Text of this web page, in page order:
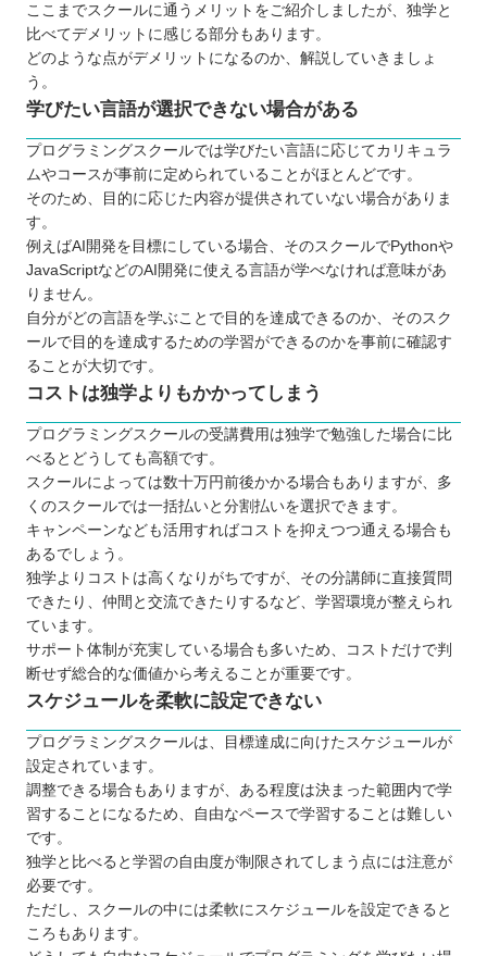
ここまでスクールに通うメリットをご紹介しましたが、独学と
比べてデメリットに感じる部分もあります。
どのような点がデメリットになるのか、解説していきましょ
う。
学びたい言語が選択できない場合がある
プログラミングスクールでは学びたい言語に応じてカリキュラ
ムやコースが事前に定められていることがほとんどです。
そのため、目的に応じた内容が提供されていない場合がありま
す。
例えばAI開発を目標にしている場合、そのスクールでPythonや
JavaScriptなどのAI開発に使える言語が学べなければ意味があ
りません。
自分がどの言語を学ぶことで目的を達成できるのか、そのスク
ールで目的を達成するための学習ができるのかを事前に確認す
ることが大切です。
コストは独学よりもかかってしまう
プログラミングスクールの受講費用は独学で勉強した場合に比
べるとどうしても高額です。
スクールによっては数十万円前後かかる場合もありますが、多
くのスクールでは一括払いと分割払いを選択できます。
キャンペーンなども活用すればコストを抑えつつ通える場合も
あるでしょう。
独学よりコストは高くなりがちですが、その分講師に直接質問
できたり、仲間と交流できたりするなど、学習環境が整えられ
ています。
サポート体制が充実している場合も多いため、コストだけで判
断せず総合的な価値から考えることが重要です。
スケジュールを柔軟に設定できない
プログラミングスクールは、目標達成に向けたスケジュールが
設定されています。
調整できる場合もありますが、ある程度は決まった範囲内で学
習することになるため、自由なペースで学習することは難しい
です。
独学と比べると学習の自由度が制限されてしまう点には注意が
必要です。
ただし、スクールの中には柔軟にスケジュールを設定できると
ころもあります。